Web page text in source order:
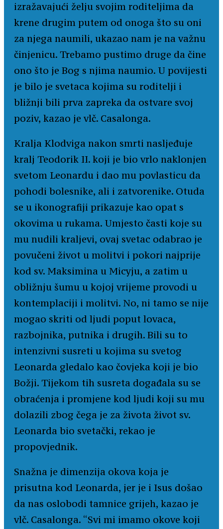
izražavajući želju svojim roditeljima da
krene drugim putem od onoga što su oni
za njega naumili, ukazao nam je na važnu
činjenicu. Trebamo pustimo druge da čine
ono što je Bog s njima naumio. U povijesti
je bilo je svetaca kojima su roditelji i
bližnji bili prva zapreka da ostvare svoj
poziv, kazao je vlč. Casalonga.
Kralja Klodviga nakon smrti nasljeđuje
kralj Teodorik II. koji je bio vrlo naklonjen
svetom Leonardu i dao mu povlasticu da
pohodi bolesnike, ali i zatvorenike. Otuda
se u ikonografiji prikazuje kao opat s
okovima u rukama. Umjesto časti koje su
mu nudili kraljevi, ovaj svetac odabrao je
povučeni život u molitvi i pokori najprije
kod sv. Maksimina u Micyju, a zatim u
obližnju šumu u kojoj vrijeme provodi u
kontemplaciji i molitvi. No, ni tamo se nije
mogao skriti od ljudi poput lovaca,
razbojnika, putnika i drugih. Bili su to
intenzivni susreti u kojima su svetog
Leonarda gledalo kao čovjeka koji je bio
Božji. Tijekom tih susreta događala su se
obraćenja i promjene kod ljudi koji su mu
dolazili zbog čega je za života život sv.
Leonarda bio svetački, rekao je
propovjednik.
Snažna je dimenzija okova koja je
prisutna kod Leonarda, jer je i Isus došao
da nas oslobodi tamnice grijeh, kazao je
vlč. Casalonga. “Svi mi imamo okove koji